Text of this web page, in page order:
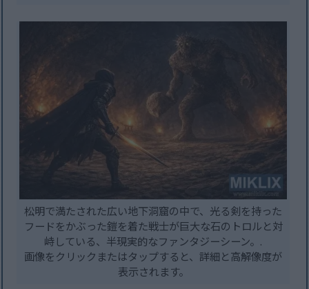
松明で満たされた広い地下洞窟の中で、光る剣を持った
フードをかぶった鎧を着た戦士が巨大な石のトロルと対
峙している、半現実的なファンタジーシーン。.
画像をクリックまたはタップすると、詳細と高解像度が
表示されます。